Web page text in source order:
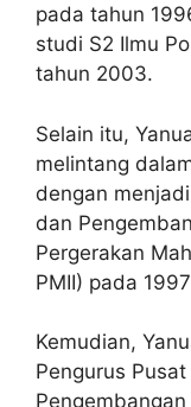
pada tahun
studi S2 Ilmu
tahun 2003.
Selain itu,
melintang
dengan
dan
Pergerakan
PMII) pada
Kemudian,
Pengurus